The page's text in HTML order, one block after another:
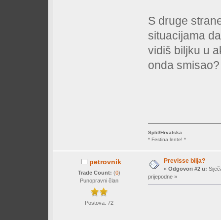
S druge
situacijama
vidiš biljku u
onda smisao?
Split/Hrvatska
* Festina lente! *
petrovnik
Trade Count: (0)
Punopravni član
Postova: 72
Previsse bilja?
« Odgovori #2 u:
prijepodne »